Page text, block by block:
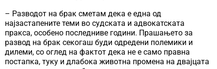
– Разводот на брак сметам дека е една од
најзастапените теми во судската и адвокатската
пракса, особено последниве години. Прашањето за
развод на брак секогаш буди одредени полемики и
дилеми, со оглед на фактот дека не е само правна
постапка, туку и длабока животна промена на двајцата